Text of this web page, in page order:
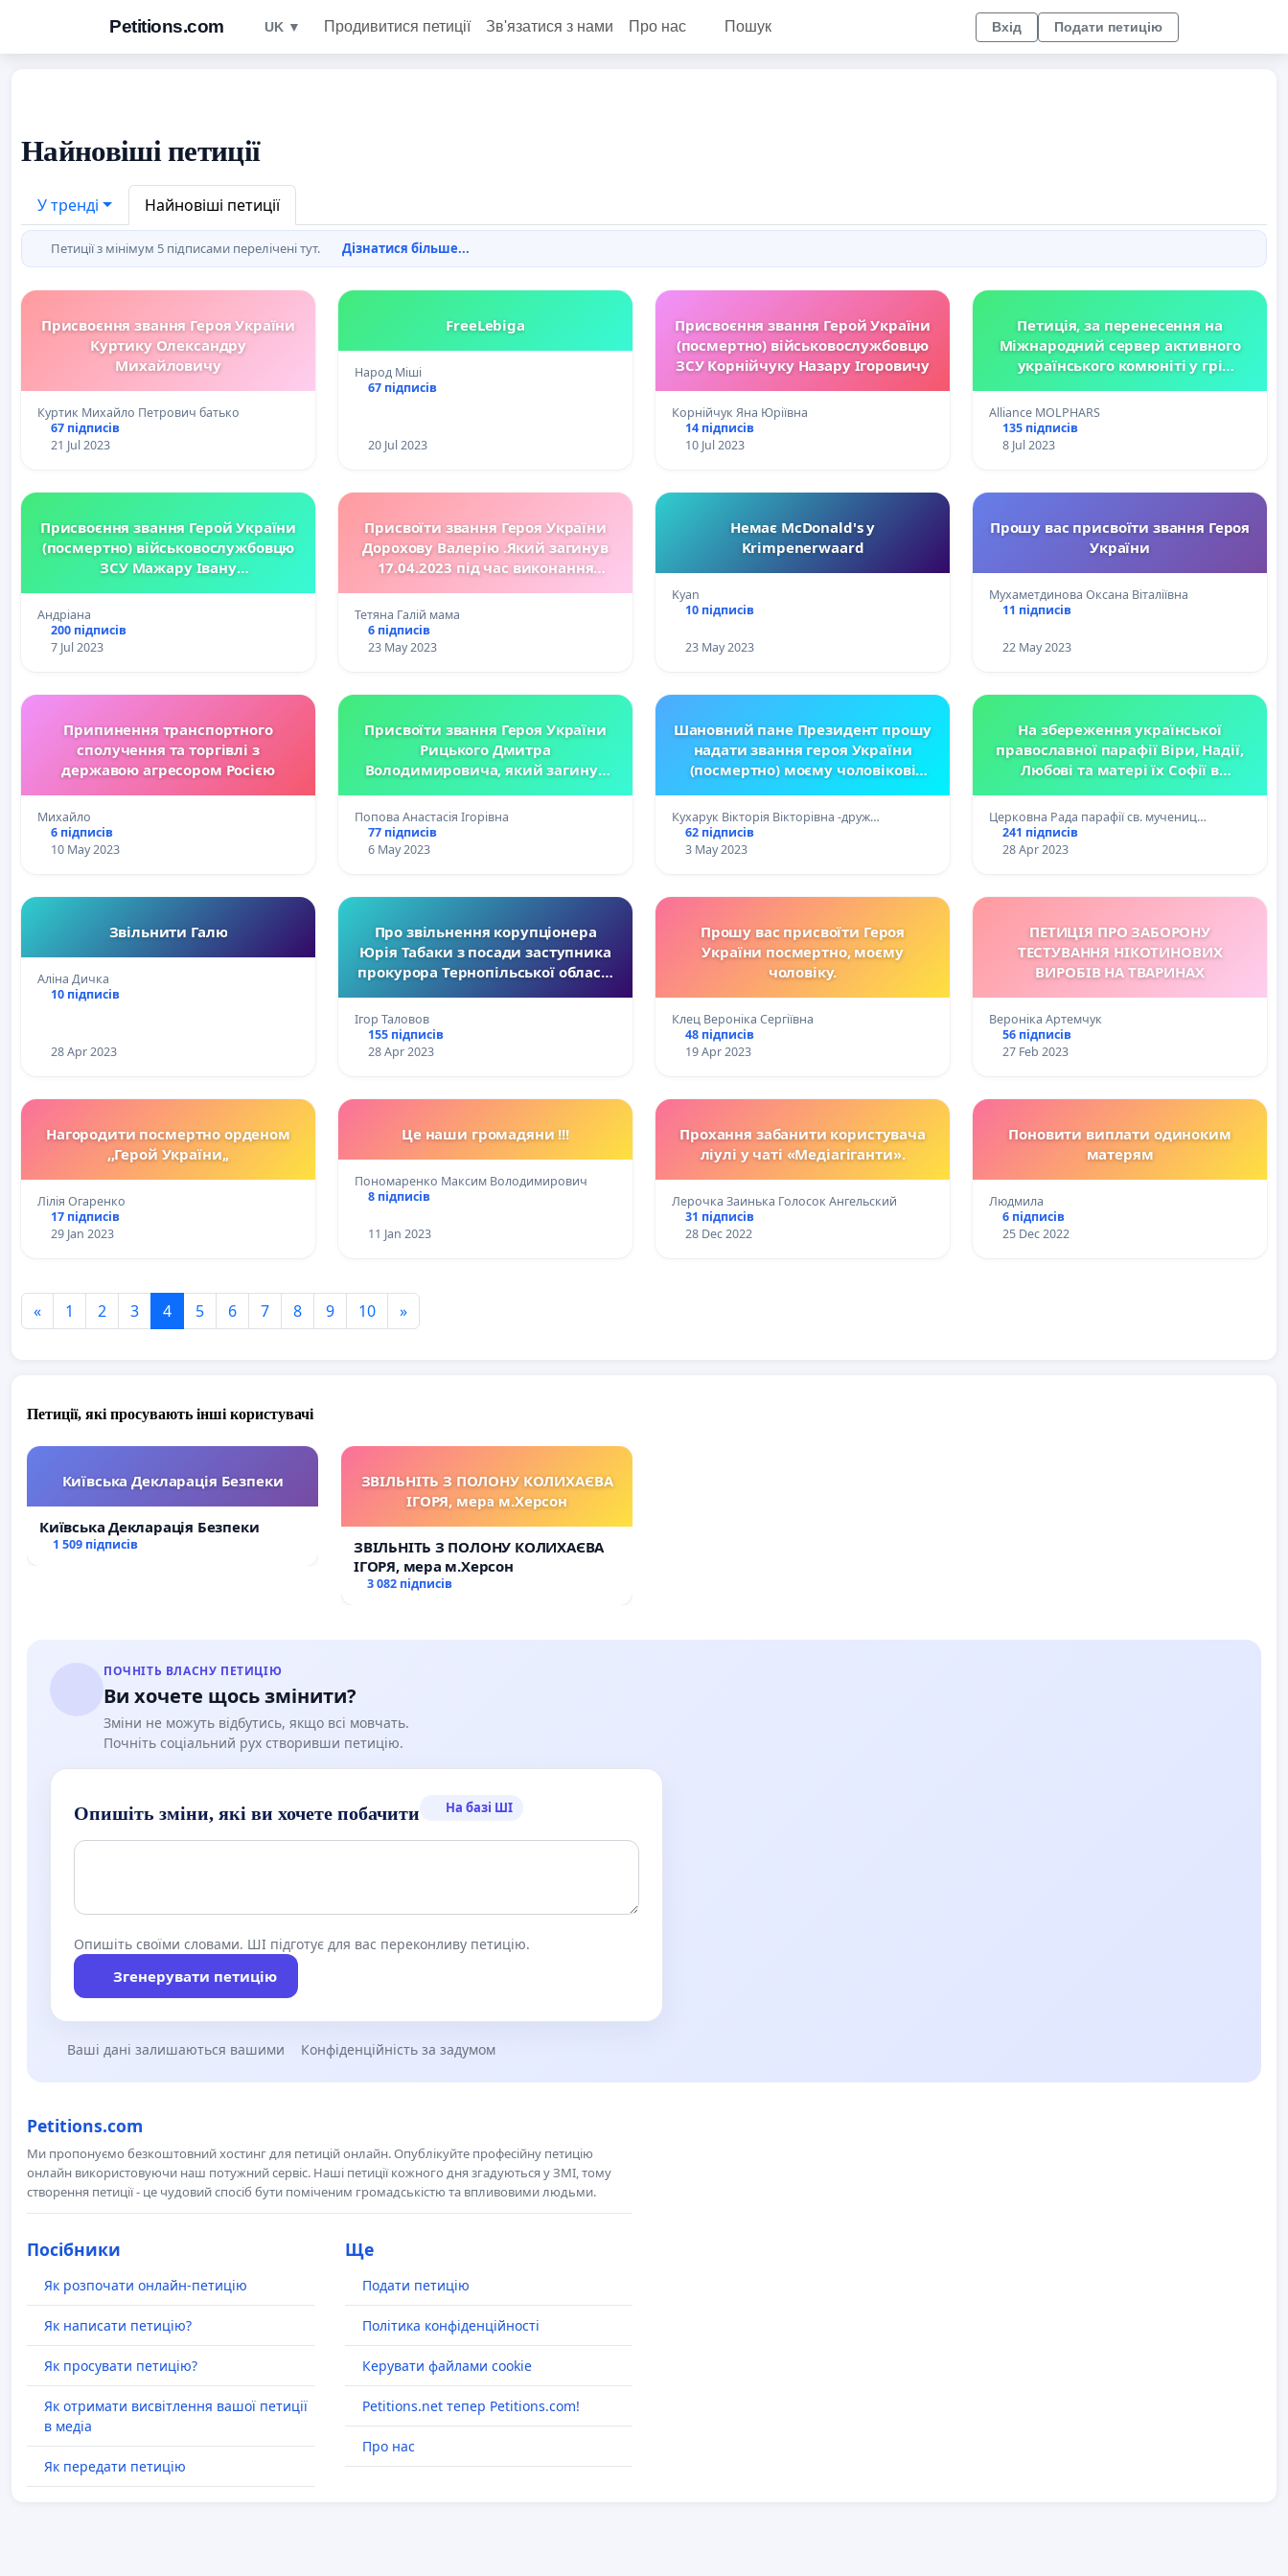
Petitions.com UK ▼ Продивитися петиції Зв'язатися з нами Про нас Пошук Вхід Подати петицію
Найновіші петиції
У тренді Найновіші петиції
Петиції з мінімум 5 підписами перелічені тут. Дізнатися більше...
Присвоєння звання Героя України
Куртику Олександру
Михайловичу
Куртик Михайло Петрович батько
67 підписів
21 Jul 2023
FreeLebiga
Народ Міші
67 підписів
20 Jul 2023
Присвоєння звання Герой України
(посмертно) військовослужбовцю
ЗСУ Корнійчуку Назару Ігоровичу
Корнійчук Яна Юріївна
14 підписів
10 Jul 2023
Петиція, за перенесення на
Міжнародний сервер активного
українського комюніті у грі
active Ukrainian community in
Neverwinter Online to the
International Server
Alliance MOLPHARS
135 підписів
8 Jul 2023
Присвоєння звання Герой України
(посмертно) військовослужбовцю
ЗСУ Мажару Івану
Андріана
200 підписів
7 Jul 2023
Присвоїти звання Героя України
Дорохову Валерію .Який загинув
17.04.2023 під час виконання
Тетяна Галій мама
6 підписів
23 May 2023
Немає McDonald's у
Krimpenerwaard
Kyan
10 підписів
23 May 2023
Прошу вас присвоїти звання Героя
України
Мухаметдинова Оксана Віталіївна
11 підписів
22 May 2023
Припинення транспортного
сполучення та торгівлі з
державою агресором Росією
Михайло
6 підписів
10 May 2023
Присвоїти звання Героя України
Рицького Дмитра
Володимировича, який загинув
бойового завдання поблизу села
Яковлівка, Донецька область
Попова Анастасія Ігорівна
77 підписів
6 May 2023
Шановний пане Президент прошу
надати звання героя України
(посмертно) моєму чоловікові
Кухарук Василю Валерійович
(03.01.1992 -14.01.2023) який відав
найдорожче своє життя.
Кухарук Вікторія Вікторівна -друж…
62 підписів
3 May 2023
На збереження української
православної парафії Віри, Надії,
Любові та матері їх Софії в
/For the preservation of the
Ukrainian parish in Stockholm.
Церковна Рада парафії св. мучениц…
241 підписів
28 Apr 2023
Звільнити Галю
Аліна Дичка
10 підписів
28 Apr 2023
Про звільнення корупціонера
Юрія Табаки з посади заступника
прокурора Тернопільської області
щодо припинення кришування
прокурорами оборудок
будівельної мафії Тернополя
Ігор Таловов
155 підписів
28 Apr 2023
Прошу вас присвоїти Героя
України посмертно, моєму
чоловіку.
Клец Вероніка Сергіївна
48 підписів
19 Apr 2023
ПЕТИЦІЯ ПРО ЗАБОРОНУ
ТЕСТУВАННЯ НІКОТИНОВИХ
ВИРОБІВ НА ТВАРИНАХ
Вероніка Артемчук
56 підписів
27 Feb 2023
Нагородити посмертно орденом
,,Герой України,,
Лілія Огаренко
17 підписів
29 Jan 2023
Це наши громадяни !!!
Пономаренко Максим Володимирович
8 підписів
11 Jan 2023
Прохання забанити користувача
ліулі у чаті «Медіагіганти».
Лерочка Заинька Голосок Ангельский
31 підписів
28 Dec 2022
Поновити виплати одиноким
матерям
Людмила
6 підписів
25 Dec 2022
« 1 2 3 4 5 6 7 8 9 10 »
Петиції, які просувають інші користувачі
Київська Декларація Безпеки
Київська Декларація Безпеки
1 509 підписів
ЗВІЛЬНІТЬ З ПОЛОНУ КОЛИХАЄВА
ІГОРЯ, мера м.Херсон
ЗВІЛЬНІТЬ З ПОЛОНУ КОЛИХАЄВА
ІГОРЯ, мера м.Херсон
3 082 підписів
ПОЧНІТЬ ВЛАСНУ ПЕТИЦІЮ
Ви хочете щось змінити?
Зміни не можуть відбутись, якщо всі мовчать.
Почніть соціальний рух створивши петицію.
Опишіть зміни, які ви хочете побачити На базі ШІ
Опишіть своїми словами. ШІ підготує для вас переконливу петицію.
Згенерувати петицію
Ваші дані залишаються вашими Конфіденційність за задумом
Petitions.com
Ми пропонуємо безкоштовний хостинг для петицій онлайн. Опублікуйте професійну петицію
онлайн використовуючи наш потужний сервіс. Наші петиції кожного дня згадуються у ЗМІ, тому
створення петиції - це чудовий спосіб бути поміченим громадськістю та впливовими людьми.
Посібники
Як розпочати онлайн-петицію
Як написати петицію?
Як просувати петицію?
Як отримати висвітлення вашої петиції
в медіа
Як передати петицію
Ще
Подати петицію
Політика конфіденційності
Керувати файлами cookie
Petitions.net тепер Petitions.com!
Про нас